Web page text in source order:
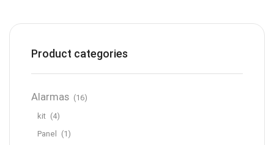
Product categories
Alarmas (16)
kit (4)
Panel (1)